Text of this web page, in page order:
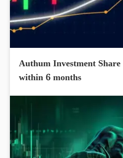
Authum Investment
within 6 months